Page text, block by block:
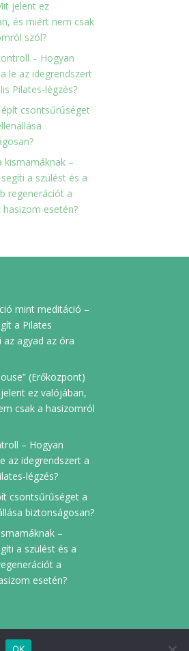
jelent ez
és miért nem csak
szól?
– Hogyan
le az idegrendszert
Pilates-légzés?
épít csontsűrűséget
kismamáknak –
a szülést és a
regenerációt a
hasizom esetén?
mint meditáció –
a Pilates
az agyad az óra
(Erőközpont)
ez valójában,
csak a hasizomról
– Hogyan
az idegrendszert a
légzés?
csontsűrűséget a
biztonságosan?
–
a szülést és a
a
esetén?